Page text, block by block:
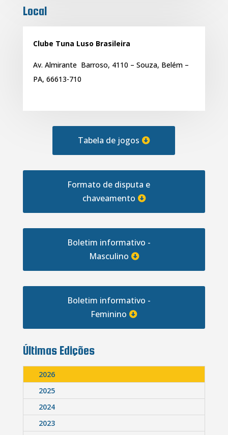
Local
Clube Tuna Luso Brasileira
Av. Almirante Barroso, 4110 – Souza, Belém –
PA, 66613-710
Tabela de jogos
Formato de disputa e
chaveamento
Boletim informativo -
Masculino
Boletim informativo -
Feminino
Últimas Edições
2026
2025
2024
2023